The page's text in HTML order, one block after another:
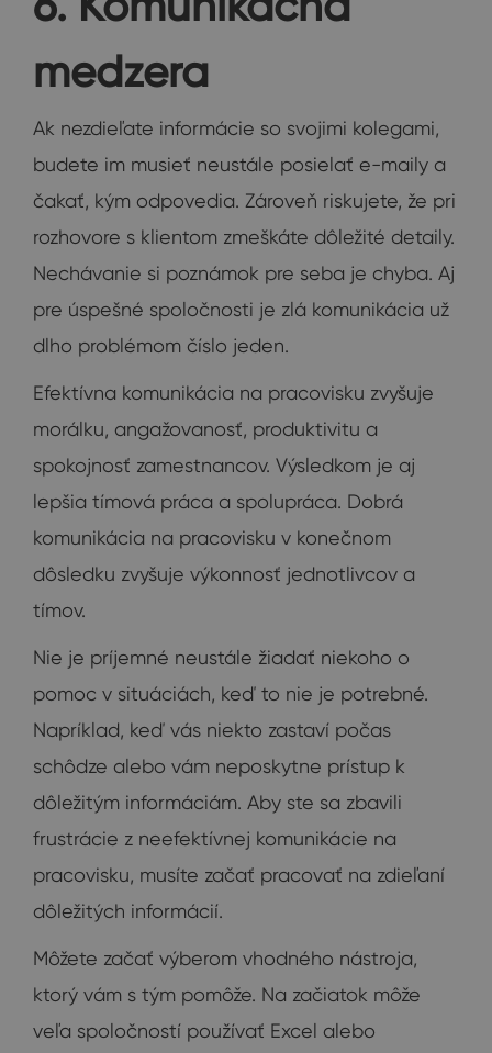
medzera
Ak nezdieľate informácie so svojimi kolegami,
budete im musieť neustále posielať e-maily a
čakať, kým odpovedia. Zároveň riskujete, že pri
rozhovore s klientom zmeškáte dôležité detaily.
Nechávanie si poznámok pre seba je chyba. Aj
pre úspešné spoločnosti je zlá komunikácia už
dlho problémom číslo jeden.
Efektívna komunikácia na pracovisku zvyšuje
morálku, angažovanosť, produktivitu a
spokojnosť zamestnancov. Výsledkom je aj
lepšia tímová práca a spolupráca. Dobrá
komunikácia na pracovisku v konečnom
dôsledku zvyšuje výkonnosť jednotlivcov a
tímov.
Nie je príjemné neustále žiadať niekoho o
pomoc v situáciách, keď to nie je potrebné.
Napríklad, keď vás niekto zastaví počas
schôdze alebo vám neposkytne prístup k
dôležitým informáciám. Aby ste sa zbavili
frustrácie z neefektívnej komunikácie na
pracovisku, musíte začať pracovať na zdieľaní
dôležitých informácií.
Môžete začať výberom vhodného nástroja,
ktorý vám s tým pomôže. Na začiatok môže
veľa spoločností používať Excel alebo